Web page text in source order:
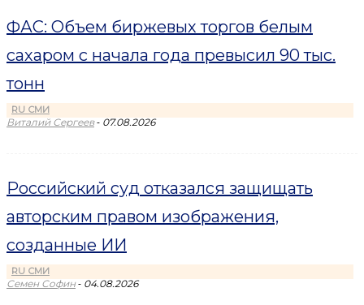
ФАС: Объем биржевых торгов белым
сахаром с начала года превысил 90 тыс.
тонн
RU СМИ
Виталий Сергеев - 07.08.2026
Российский суд отказался защищать
авторским правом изображения,
созданные ИИ
RU СМИ
Семен Софин - 04.08.2026